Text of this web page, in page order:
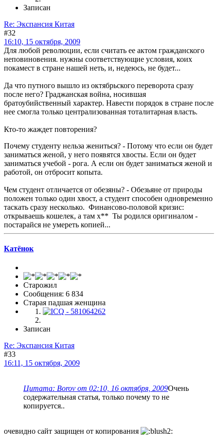
Записан
Re: Экспансия Китая
#32
16:10, 15 октября, 2009
Для любой революции, если считать ее актом гражданского
неповиновения. нужны соответствующие условия, коих
покамест в стране нашей неть, и, недеюсь, не будет...
Да что путного вышло из октябрьского переворота сразу
после него? Граджанская война, носившая
братоубийственный характер. Навести порядок в стране после
нее смогла только централизованная тоталитарная власть.
Кто-то жаждет повторения?
Почему студенту нельза жениться? - Потому что если он будет
заниматься женой, у него появятся хвосты. Если он будет
заниматься учебой - рога. А если он будет заниматься женой и
работой, он отбросит копыта.
Чем студент отличается от обезяны? - Обезьяне от природы
положен только один хвост, а студент способен одновременно
таскать сразу несколько. Финансово-половой кризис:
открываешь кошелек, а там х** Ты родился оригиналом -
постарайся не умереть копией...
Катёнок
Старожил
Сообщения: 6 834
Старая падшая женщина
Записан
Re: Экспансия Китая
#33
16:11, 15 октября, 2009
Цитата: Borov от 02:10, 16 октября, 2009Очень
содержательная статья, только почему то не
копируется..
очевидно сайт защищен от копирования